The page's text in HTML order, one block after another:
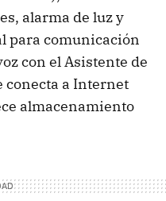
alarma de luz y
para comunicación
con el Asistente de
conecta a Internet
almacenamiento